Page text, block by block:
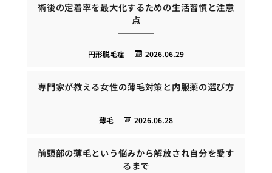
術後の定着率を最大化するための生活習慣と注意
点
2026.06.29
円形脱毛症
専門家が教える女性の薄毛対策と内服薬の選び方
2026.06.28
薄毛
前頭部の薄毛という悩みから解放され自分を愛す
るまで